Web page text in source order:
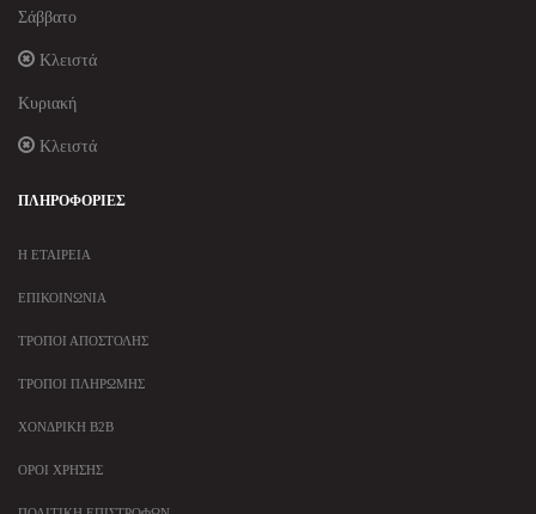
Σάββατο
Κλειστά
Κυριακή
Κλειστά
ΠΛΗΡΟΦΟΡΊΕΣ
Η ΕΤΑΙΡΕΊΑ
ΕΠΙΚΟΙΝΩΝΊΑ
ΤΡΌΠΟΙ ΑΠΟΣΤΟΛΉΣ
ΤΡΌΠΟΙ ΠΛΗΡΩΜΉΣ
ΧΟΝΔΡΙΚΉ B2B
ΌΡΟΙ ΧΡΉΣΗΣ